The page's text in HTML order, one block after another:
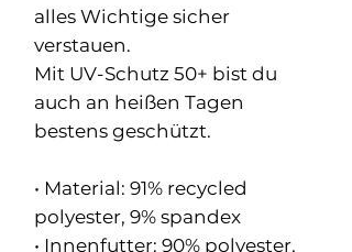
alles Wichtige sicher
verstauen.
Mit UV-Schutz 50+ bist du
auch an heißen Tagen
bestens geschützt.
• Material: 91% recycled
polyester, 9% spandex
• Innenfutter: 90% polyester,